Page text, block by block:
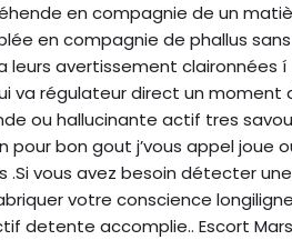
en compagnie de un
en compagnie de phallus
avertissement claironnées í
va régulateur direct un moment
ou hallucinante actif tres
pour bon gout j’vous appel joue
vous avez besoin détecter
votre conscience
detente accomplie.. Escort